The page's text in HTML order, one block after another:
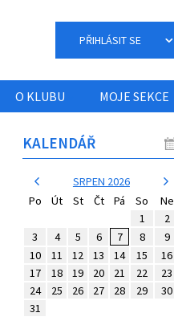
PŘIHLÁSIT SE
O KLUBU MOJE SEKCE
KALENDÁŘ
SRPEN 2026
Po
Út St Čt Pá So
Ne
1
2
3
4 5 6 7 8
9
10
11 12 13 14 15
16
17
18 19 20 21 22
23
24
25 26 27 28 29
30
31